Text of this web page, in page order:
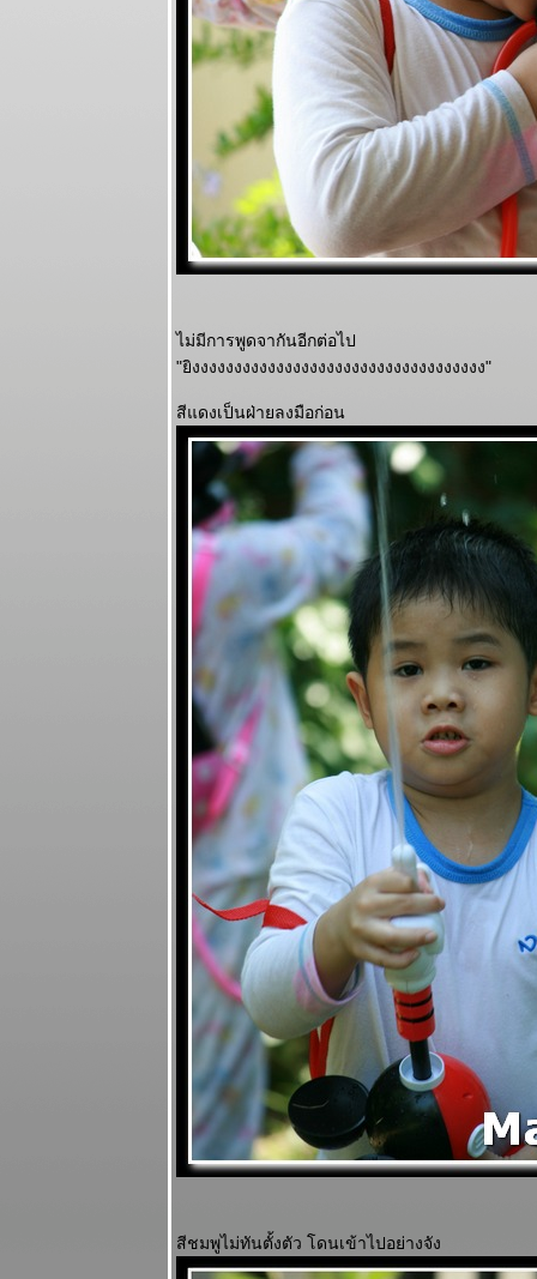
ไม่มีการพูดจากันอีกต่อไป
"ยิงงงงงงงงงงงงงงงงงงงงงงงงงงงงงงงงงงง"
สีแดงเป็นฝ่ายลงมือก่อน
สีชมพูไม่ทันตั้งตัว โดนเข้าไปอย่างจัง